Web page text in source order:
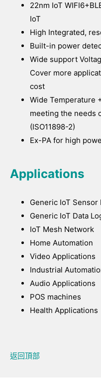
22nm IoT
IoT
High Integrated,
Built-in power
Wide support
Cover more
cost
Wide Temperature
meeting the needs
(ISO11898-2)
Ex-PA for high
Applications
Generic IoT Sensor
Generic IoT Data
IoT Mesh Network
Home Automation
Video Applications
Industrial
Audio Applications
POS machines
Health Applications
返回頂部